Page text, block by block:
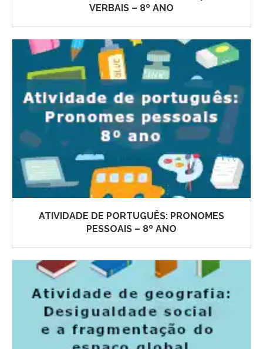
VERBAIS – 8º ANO
ATIVIDADE DE PORTUGUÊS: PRONOMES
PESSOAIS – 8º ANO